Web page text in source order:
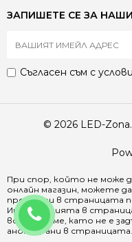
0888 065 970
ЗАПИШЕТЕ СЕ ЗА
Съгласен съм с
© 2026 LED-
При спор, който не може
онлайн магазин, можете
продукти в страницата
Информацията в
всяко време, като не е
анонсирани в страницата.